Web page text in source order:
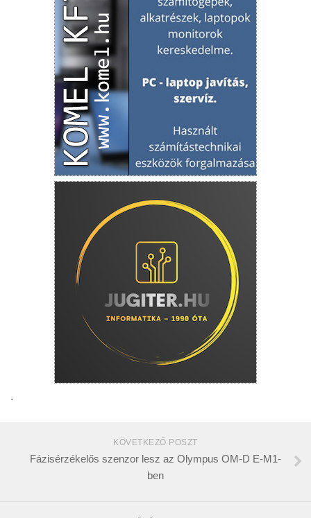
.
KÖVETKEZŐ POSZT
Fázisérzékelős szenzor lesz az Olympus OM-D E-M1-
ben